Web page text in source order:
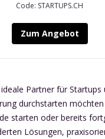
Code: STARTUPS.CH
Zum Angebot
Partner für Startups
durchstarten
starten oder bereits
Lösungen,